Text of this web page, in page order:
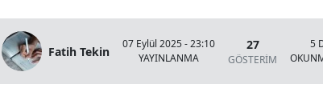
Fatih Tekin
07 Eylül 2025 - 23:10
YAYINLANMA
27
GÖSTERİM
5